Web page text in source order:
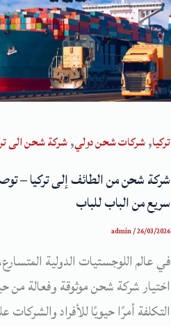
تركيا,شركات شحن دولي,شركة شحن الى
شركة شحن من الطائف إلى تركيا –
سريع من الباب للباب
admin/26/03/2026
في عالم اللوجستيات الدولية
اختيار شركة شحن موثوقة وفعالة من
التكلفة أمرًا حيويًا للأفراد